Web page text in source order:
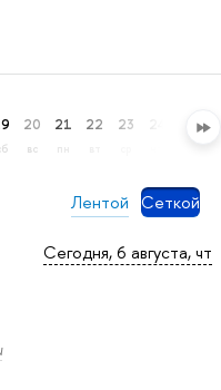
20
вс
21
пн
22 23 26
Лентой Сеткой
Сегодня, 6 августа, чт